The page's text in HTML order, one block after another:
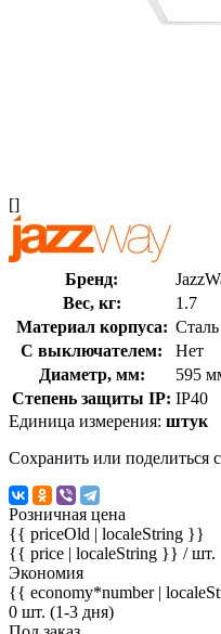
[]
Бренд:
Вес, кг:
1.7
Материал корпуса: Сталь
С выключателем:
Нет
Диаметр, мм:
595
Степень защиты IP: IP40
Единица измерения: штук
Сохранить или поделиться
Розничная цена
{{ priceOld | localeString }}
{{ price | localeString }} / шт.
Экономия
{{ economy*number |
0 шт. (1-3 дня)